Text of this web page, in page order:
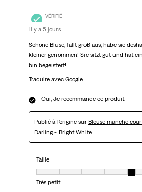
VÉRIFIÉ
il y a 5 jours
Schöne Bluse, fällt groß aus, habe sie
kleiner genommen! Sie sitzt gut und hat
bin begeistert!
Traduire avec Google
Oui, Je recommande ce produit.
Publié à l'origine sur Blouse manche
Darling - Bright White
Taille
Taille, 5 sur 7, où 1 est égal à Très petit et
Très petit